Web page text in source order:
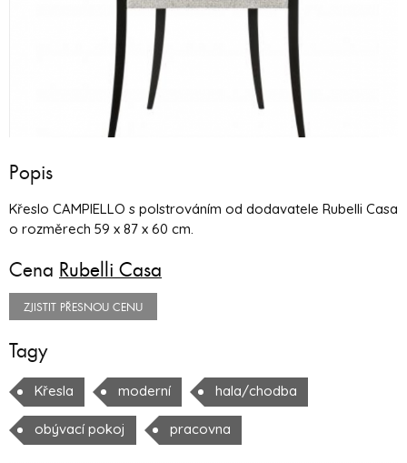
Popis
Křeslo CAMPIELLO s polstrováním od dodavatele Rubelli Casa
o rozměrech 59 x 87 x 60 cm.
Cena Rubelli Casa
ZJISTIT PŘESNOU CENU
Tagy
Křesla moderní hala/chodba
obývací pokoj pracovna